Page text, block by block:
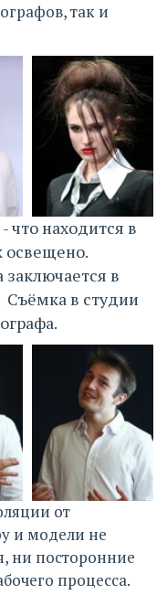
так и
что находится в
освещено.
в
Съёмка в студии
от
и модели не
ни посторонние
процесса.